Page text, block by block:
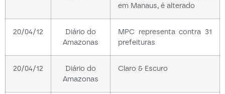
em Manaus, é alterado
20/04/12
Diário do
Amazonas
MPC representa contra 31
prefeituras
20/04/12
Diário do
Amazonas
Claro & Escuro